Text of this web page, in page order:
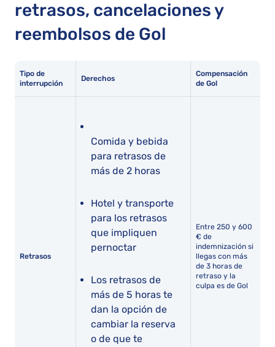
retrasos, cancelaciones y
reembolsos de Gol
Tipo de
interrupción
Derechos
Compensación
de Gol
Retrasos
Comida y bebida
para retrasos de
más de 2 horas
Hotel y transporte
para los retrasos
que impliquen
pernoctar
Los retrasos de
más de 5 horas te
dan la opción de
cambiar la reserva
o de que te
Entre 250 y 600
€ de
indemnización si
llegas con más
de 3 horas de
retraso y la
culpa es de Gol